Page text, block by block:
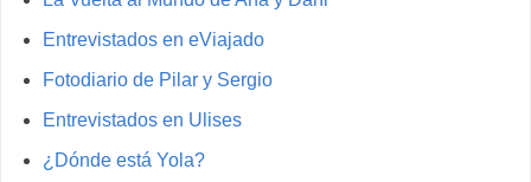
Entrevistados en eViajado
Fotodiario de Pilar y Sergio
Entrevistados en Ulises
¿Dónde está Yola?